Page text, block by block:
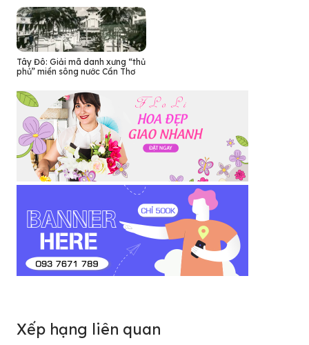
Tây Đô: Giải mã danh xưng “thủ
phủ” miền sông nước Cần Thơ
Xếp hạng liên quan